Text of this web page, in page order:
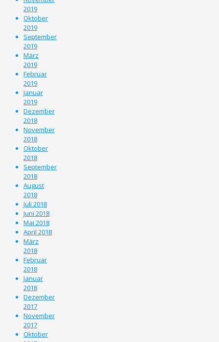
2019
Oktober
2019
September
2019
März
2019
Februar
2019
Januar
2019
Dezember
2018
November
2018
Oktober
2018
September
2018
August
2018
Juli 2018
Juni 2018
Mai 2018
April 2018
März
2018
Februar
2018
Januar
2018
Dezember
2017
November
2017
Oktober